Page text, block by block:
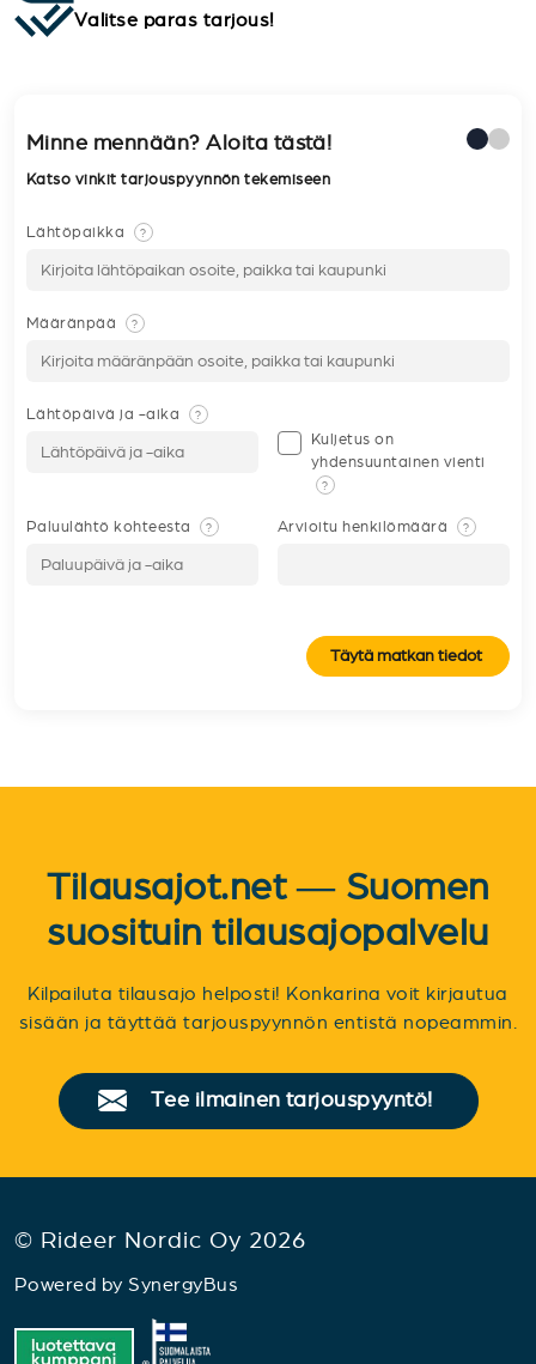
Valitse paras tarjous!
Minne mennään? Aloita tästä!
Katso vinkit tarjouspyynnön tekemiseen
Lähtöpaikka ?
Määränpää ?
Lähtöpäivä ja -aika ?
Kuljetus on
yhdensuuntainen vienti
?
Paluulähtö kohteesta ? Arvioitu henkilömäärä ?
Täytä matkan tiedot
Tilausajot.net — Suomen
suosituin tilausajopalvelu
Kilpailuta tilausajo helposti! Konkarina voit kirjautua
sisään ja täyttää tarjouspyynnön entistä nopeammin.
Tee ilmainen tarjouspyyntö!
© Rideer Nordic Oy 2026
Powered by SynergyBus